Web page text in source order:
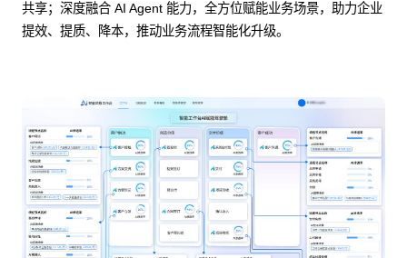
共享；深度融合 AI Agent 能力，全方位赋能业务场景，助力企业
提效、提质、降本，推动业务流程智能化升级。